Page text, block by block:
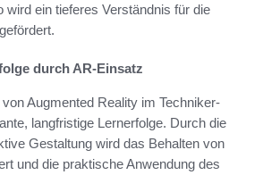
wird ein tieferes Verständnis für die
durch AR-Einsatz
Augmented Reality im Techniker-
langfristige Lernerfolge. Durch die
Gestaltung wird das Behalten von
und die praktische Anwendung des